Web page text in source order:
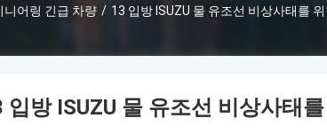
니어링 긴급 차량 / 13 입방 ISUZU 물 유조선 비상사태를
입방 ISUZU 물 유조선 비상사태